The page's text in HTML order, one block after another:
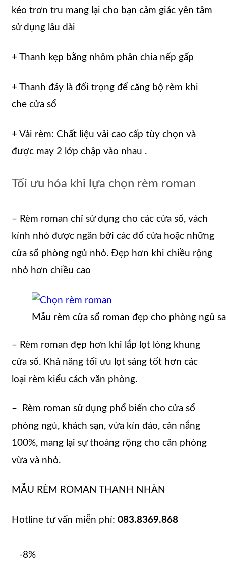
kéo trơn tru mang lại cho bạn cảm giác yên tâm
sử dụng lâu dài
+ Thanh kẹp bằng nhôm phân chia nếp gấp
+ Thanh đáy là đối trọng để căng bộ rèm khi
che cửa sổ
+ Vải rèm: Chất liệu vải cao cấp tùy chọn và
được may 2 lớp chập vào nhau .
Tối ưu hóa khi lựa chọn rèm roman
– Rèm roman chỉ sử dụng cho các cửa sổ, vách
kính nhỏ được ngăn bởi các đố cửa hoặc những
cửa sổ phòng ngủ nhỏ. Đẹp hơn khi chiều rộng
nhỏ hơn chiều cao
Mẫu rèm cửa sổ roman đẹp cho phòng ngủ
– Rèm roman đẹp hơn khi lắp lọt lòng khung
cửa sổ. Khả năng tối ưu lọt sáng tốt hơn các
loại rèm kiểu cách văn phòng.
– Rèm roman sử dụng phổ biến cho cửa sổ
phòng ngủ, khách sạn, vừa kín đáo, cản nắng
100%, mang lại sự thoáng rộng cho căn phòng
vừa và nhỏ.
MẪU RÈM ROMAN THANH NHÀN
Hotline tư vấn miễn phí: 083.8369.868
-8%